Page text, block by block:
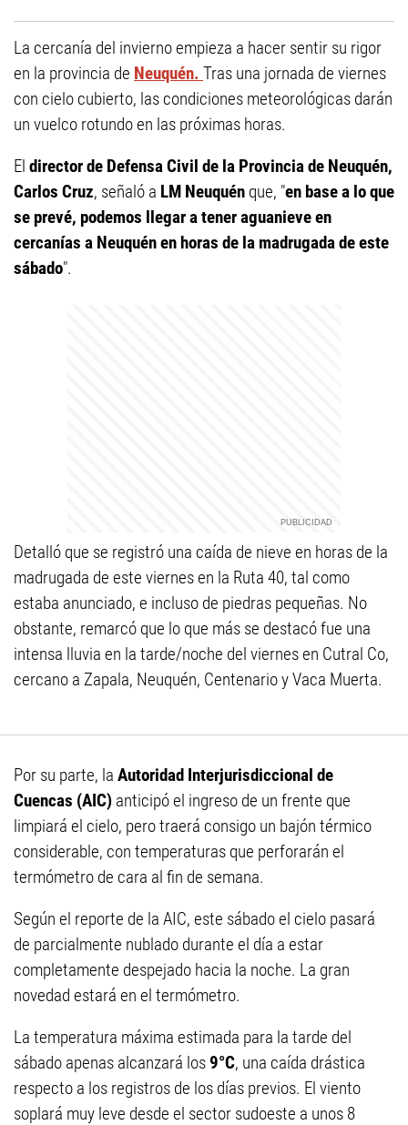
La cercanía del invierno empieza a hacer sentir su rigor
en la provincia de Neuquén. Tras una jornada de viernes
con cielo cubierto, las condiciones meteorológicas darán
un vuelco rotundo en las próximas horas.
El director de Defensa Civil de la Provincia de Neuquén,
Carlos Cruz, señaló a LM Neuquén que, "en base a lo que
se prevé, podemos llegar a tener aguanieve en
cercanías a Neuquén en horas de la madrugada de este
sábado".
Detalló que se registró una caída de nieve en horas de la
madrugada de este viernes en la Ruta 40, tal como
estaba anunciado, e incluso de piedras pequeñas. No
obstante, remarcó que lo que más se destacó fue una
intensa lluvia en la tarde/noche del viernes en Cutral Co,
cercano a Zapala, Neuquén, Centenario y Vaca Muerta.
Por su parte, la Autoridad Interjurisdiccional de
Cuencas (AIC) anticipó el ingreso de un frente que
limpiará el cielo, pero traerá consigo un bajón térmico
considerable, con temperaturas que perforarán el
termómetro de cara al fin de semana.
Según el reporte de la AIC, este sábado el cielo pasará
de parcialmente nublado durante el día a estar
completamente despejado hacia la noche. La gran
novedad estará en el termómetro.
La temperatura máxima estimada para la tarde del
sábado apenas alcanzará los9°C, una caída drástica
respecto a los registros de los días previos. El viento
soplará muy leve desde el sector sudoeste a unos 8